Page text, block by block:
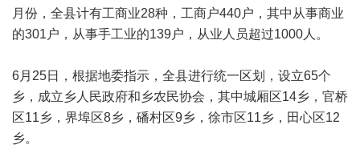
月份，全县计有工商业28种，工商户440户，其中从事商业
的301户，从事手工业的139户，从业人员超过1000人。
6月25日，根据地委指示，全县进行统一区划，设立65个
乡，成立乡人民政府和乡农民协会，其中城厢区14乡，官桥
区11乡，界埠区8乡，磻村区9乡，徐市区11乡，田心区12
乡。